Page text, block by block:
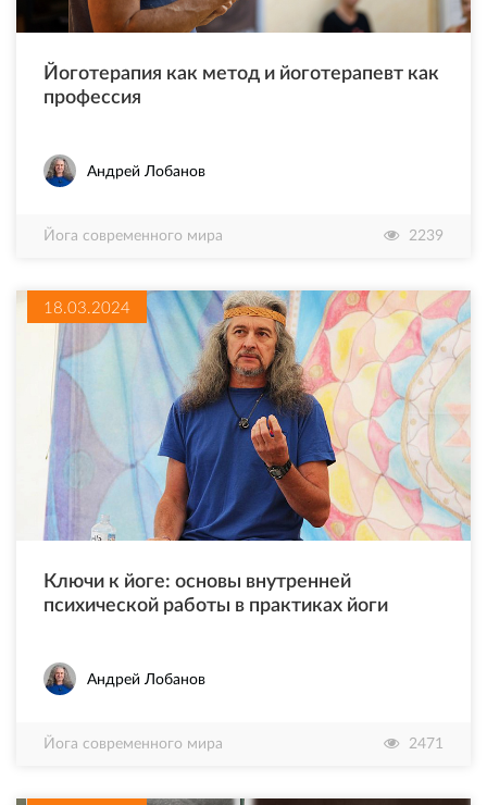
Йоготерапия как метод и йоготерапевт как
профессия
Андрей Лобанов
Йога современного мира 2239
Ключи к йоге: основы внутренней
психической работы в практиках йоги
Андрей Лобанов
Йога современного мира 2471
18.03.2024